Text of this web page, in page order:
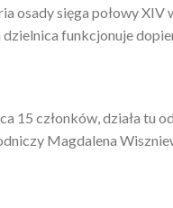
osady sięga połowy XIV
funkcjonuje
15 członków, działa
Magdalena